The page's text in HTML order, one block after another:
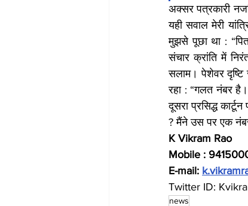
अक्सर पत्रकारी
यही सवाल मेरी
मुझसे पूछा था :
संचार क्रांति में
सलाम। पेशेवर
रहा : “गलत नंबर
दूसरा प्रसिद्ध
? मैंने उस पर एक
K Vikram Rao
Mobile :
E-mail:
Twitter ID:
news